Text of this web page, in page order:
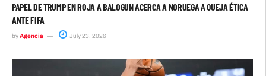
PAPEL DE TRUMP EN ROJA A BALOGUN ACERCA A NORUEGA A QUEJA ÉTICA
ANTE FIFA
byAgencia July 23, 2026